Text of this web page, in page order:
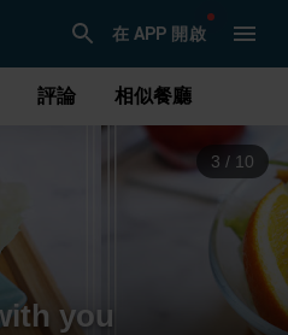
在 APP 開啟
評論 相似餐廳
3 / 10
you